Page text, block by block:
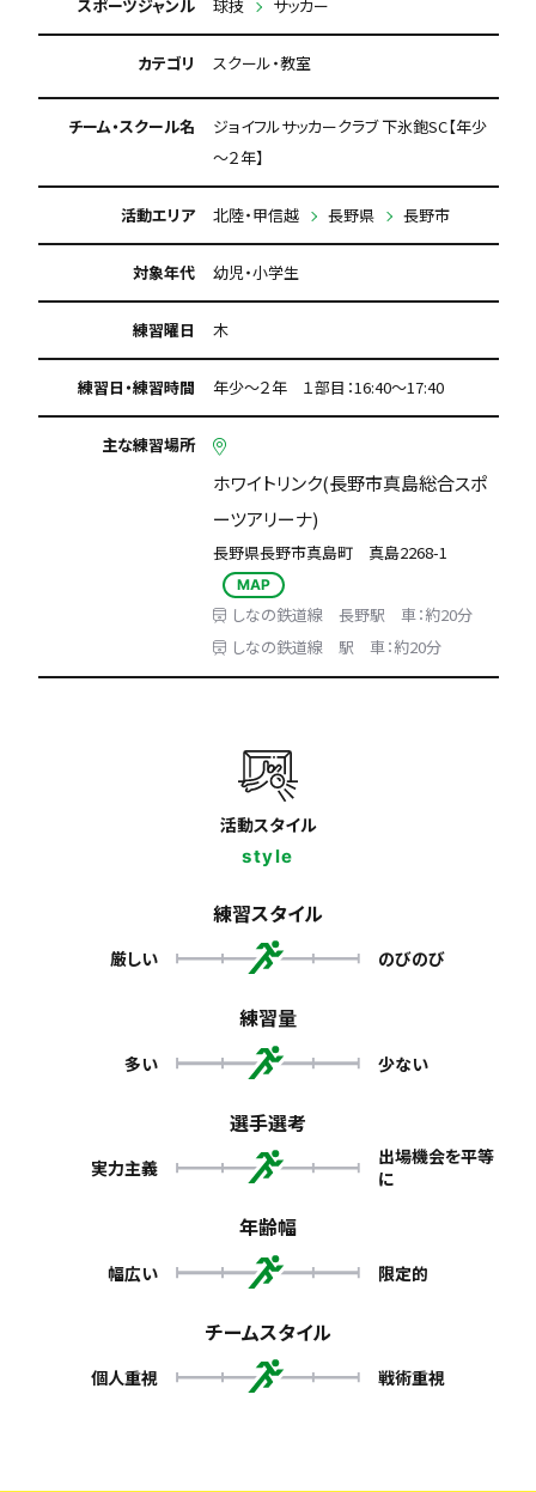
スポーツジャンル 球技 サッカー
カテゴリ スクール・教室
チーム・スクール名
ジョイフルサッカークラブ 下氷鉋SC【年少
～２年】
活動エリア 北陸・甲信越 長野県 長野市
対象年代 幼児・小学生
練習曜日 木
練習日・練習時間 年少～２年 １部目：16:40～17:40
主な練習場所
ホワイトリンク(長野市真島総合スポ
ーツアリーナ)
長野県長野市真島町 真島2268-1
MAP
しなの鉄道線 長野駅 車：約20分
しなの鉄道線 駅 車：約20分
活動スタイル
style
練習スタイル
厳しい のびのび
練習量
多い 少ない
選手選考
実力主義
出場機会を平等
に
年齢幅
幅広い 限定的
チームスタイル
個人重視 戦術重視